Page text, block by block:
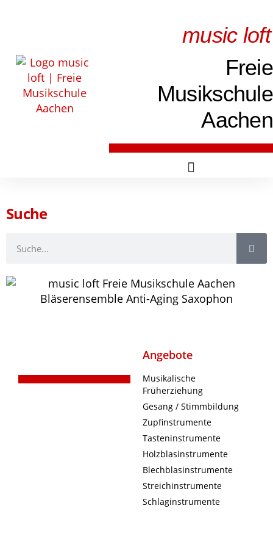
music loft
Freie
Musikschule
Aachen
Suche
Angebote
Musikalische
Früherziehung
Gesang / Stimmbildung
Zupfinstrumente
Tasteninstrumente
Holzblasinstrumente
Blechblasinstrumente
Streichinstrumente
Schlaginstrumente